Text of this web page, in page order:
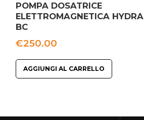
POMPA DOSATRICE
ELETTROMAGNETICA HYDRA
BC
€250.00
AGGIUNGI AL CARRELLO